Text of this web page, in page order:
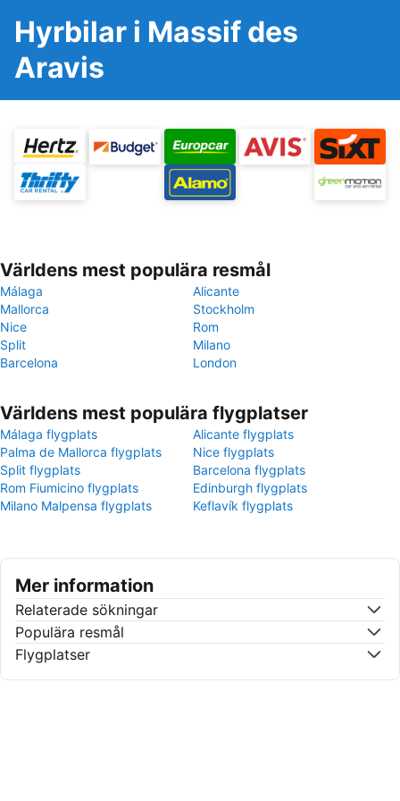
Hyrbilar i Massif des
Aravis
Världens mest populära resmål
Málaga
Alicante
Mallorca
Stockholm
Nice
Rom
Split
Milano
Barcelona
London
Världens mest populära flygplatser
Málaga flygplats
Alicante flygplats
Palma de Mallorca flygplats
Nice flygplats
Split flygplats
Barcelona flygplats
Rom Fiumicino flygplats
Edinburgh flygplats
Milano Malpensa flygplats
Keflavík flygplats
Mer information
Relaterade sökningar
Populära resmål
Flygplatser